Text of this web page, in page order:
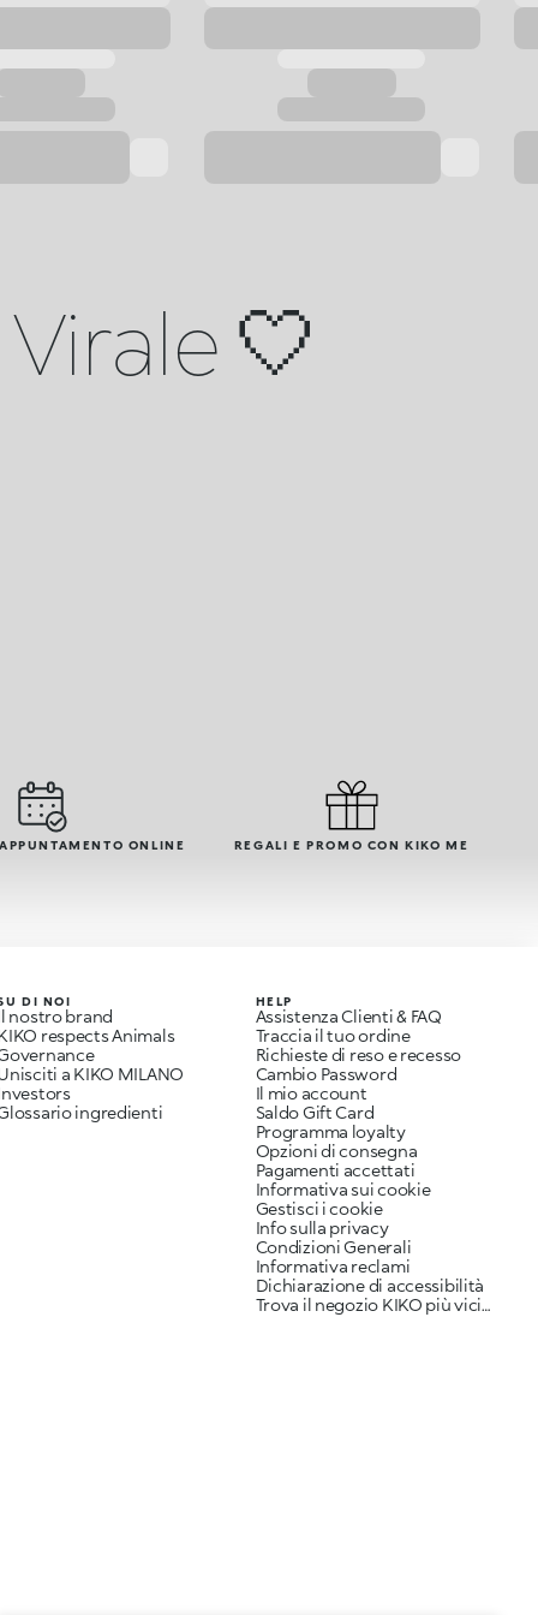
🤍
ONLINE REGALI E PROMO CON KIKO ME
DI NOI
nostro brand
respects Animals
a KIKO MILANO
ingredienti
HELP
Assistenza Clienti & FAQ
Traccia il tuo ordine
Richieste di reso e recesso
Cambio Password
Il mio account
Saldo Gift Card
Programma loyalty
Opzioni di consegna
Pagamenti accettati
Informativa sui cookie
Gestisci i cookie
Info sulla privacy
Condizioni Generali
Informativa reclami
Dichiarazione di accessibilità
Trova il negozio KIKO più vicino a te